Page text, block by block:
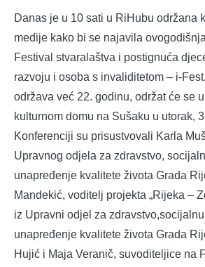
Danas je u 10 sati u RiHubu održana
medije kako bi se najavila
Festival stvaralaštva i postignuća
razvoju i osoba s invaliditetom – i-
održava već 22. godinu, održat će se
kulturnom domu na Sušaku u utorak,
Konferenciji su prisustvovali Karla
Upravnog odjela za zdravstvo,
unapređenje kvalitete života Grada
Mandekić, voditelj projekta „Rijeka –
iz Upravni odjel za
unapređenje kvalitete života Grada
Hujić i Maja Veranič, suvoditeljice na